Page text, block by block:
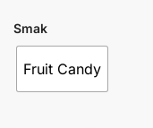
Smak
Fruit Candy